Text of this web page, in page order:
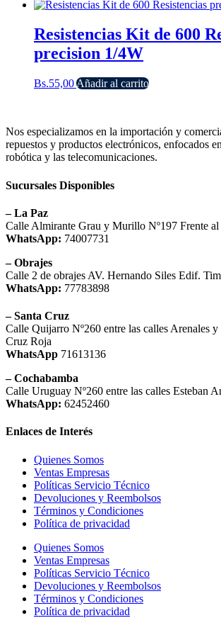
Resistencias Kit de 600
precision 1/4W
Bs.55,00Añadir al carrito
Nos especializamos en la importación y
repuestos y productos electrónicos, enfocados
robótica y las telecomunicaciones.
Sucursales Disponibles
– La Paz
Calle Almirante Grau y Murillo Nº197 Frente
WhatsApp: 74007731
– Obrajes
Calle 2 de obrajes AV. Hernando Siles Edif.
WhatsApp: 77783898
– Santa Cruz
Calle Quijarro Nº260 entre las calles Arenales y
Cruz Roja
WhatsApp 71613136
– Cochabamba
Calle Uruguay Nº260 entre las calles Esteban
WhatsApp: 62452460
Enlaces de Interés
Quienes Somos
Ventas Empresas
Políticas Servicio Técnico
Devoluciones y Reembolsos
Términos y Condiciones
Política de privacidad
Quienes Somos
Ventas Empresas
Políticas Servicio Técnico
Devoluciones y Reembolsos
Términos y Condiciones
Política de privacidad